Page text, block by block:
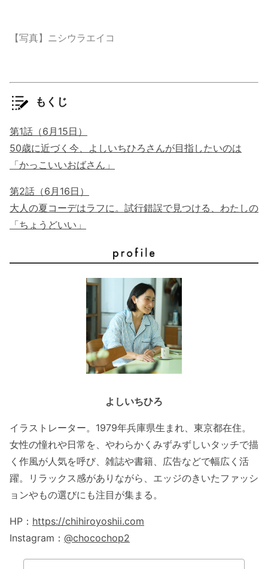
【写真】ニシウラエイコ
もくじ
第1話（6月15日）
50歳に近づく今、よしいちひろさんが目指したいのは
「かっこいいおばさん」
第2話（6月16日）
大人の夏コーデはラフに。試行錯誤で見つける、わたしの
「ちょうどいい」
よしいちひろ
イラストレーター。1979年兵庫県生まれ、東京都在住。
女性の憧れや日常を、やわらかくみずみずしいタッチで描
く作風が人気を呼び、雑誌や書籍、広告などで幅広く活
躍。リラックス感がありながら、エッジのきいたファッシ
ョンやもの選びにも注目が集まる。
HP： https://chihiroyoshii.com
Instagram： @chocochop2